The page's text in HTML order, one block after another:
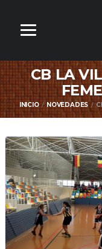
CB LA
INICIO NOVEDADES